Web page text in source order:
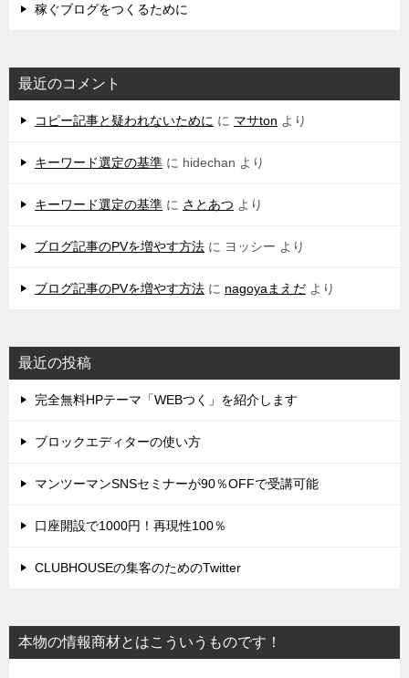
稼ぐブログをつくるために
最近のコメント
コピー記事と疑われないために に マサton より
キーワード選定の基準 に hidechan より
キーワード選定の基準 に さとあつ より
ブログ記事のPVを増やす方法 に ヨッシー より
ブログ記事のPVを増やす方法 に nagoyaまえだ より
最近の投稿
完全無料HPテーマ「WEBつく」を紹介します
ブロックエディターの使い方
マンツーマンSNSセミナーが90％OFFで受講可能
口座開設で1000円！再現性100％
CLUBHOUSEの集客のためのTwitter
本物の情報商材とはこういうものです！